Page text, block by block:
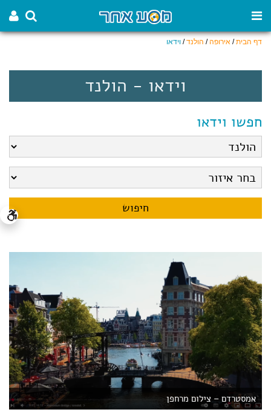
דף הבית/ אירופה/ הולנד/ וידאו
וידאו - הולנד
חפשו וידאו
אמסטרדם – צילום מרחפן